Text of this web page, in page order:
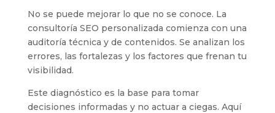
No se puede mejorar lo que no se conoce. La
consultoría SEO personalizada comienza con una
auditoría técnica y de contenidos. Se analizan los
errores, las fortalezas y los factores que frenan tu
visibilidad.
Este diagnóstico es la base para tomar
decisiones informadas y no actuar a ciegas. Aquí